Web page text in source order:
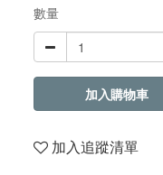
數量
加入購物車
加入追蹤清單